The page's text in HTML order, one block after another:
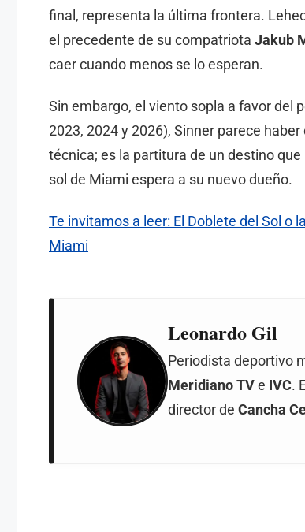
final, representa la última frontera.
el precedente de su compatriota Jakub
caer cuando menos se lo esperan.
Sin embargo, el viento sopla a favor del
2023, 2024 y 2026), Sinner parece
técnica; es la partitura de un destino
sol de Miami espera a su nuevo dueño.
Te invitamos a leer: El Doblete del Sol o
Miami
Leonardo Gil
Periodista deportivo
Meridiano TV e IVC.
director de Cancha